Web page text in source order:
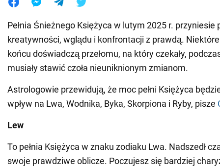
Pełnia Śnieżnego Księżyca w lutym 2025 r. przyniesie
kreatywności, wglądu i konfrontacji z prawdą.
końcu doświadczą przełomu, na który czekały,
musiały stawić czoła nieuniknionym zmianom.
Astrologowie przewidują, że moc pełni Księżyca
wpływ na Lwa, Wodnika, Byka, Skorpiona i Ryby, pisze
Lew
To pełnia Księżyca w znaku zodiaku Lwa. Nadszedł
swoje prawdziwe oblicze. Poczujesz się bardziej